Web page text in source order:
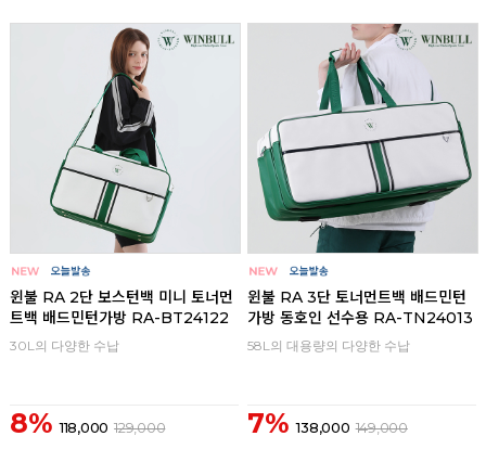
윈불 RA 2단 보스턴백 미니 토너먼
트백 배드민턴가방 RA-BT24122
30L의 다양한 수납
8% 118,000 129,000
윈불 RA 3단 토너먼트백 배드민턴
가방 동호인 선수용 RA-TN24013
58L의 대용량의 다양한 수납
7% 138,000 149,000